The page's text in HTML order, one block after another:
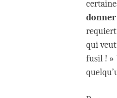
requiert
qui
fusil ! »